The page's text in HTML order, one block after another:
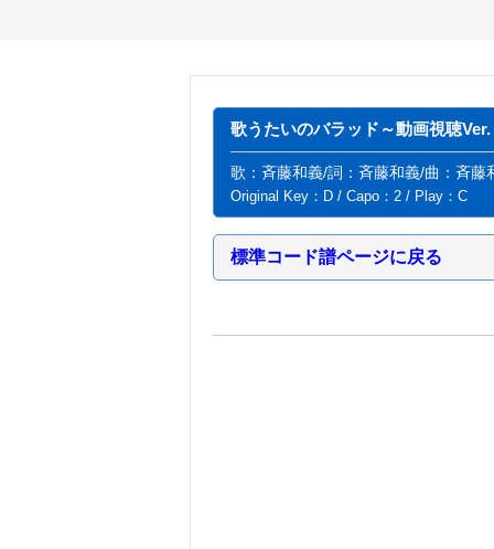
歌うたいのバラッド～動画視聴Ver.
歌：斉藤和義/詞：斉藤和義/曲：斉藤
Original Key：D / Capo：2 / Play：C
標準コード譜ページに戻る